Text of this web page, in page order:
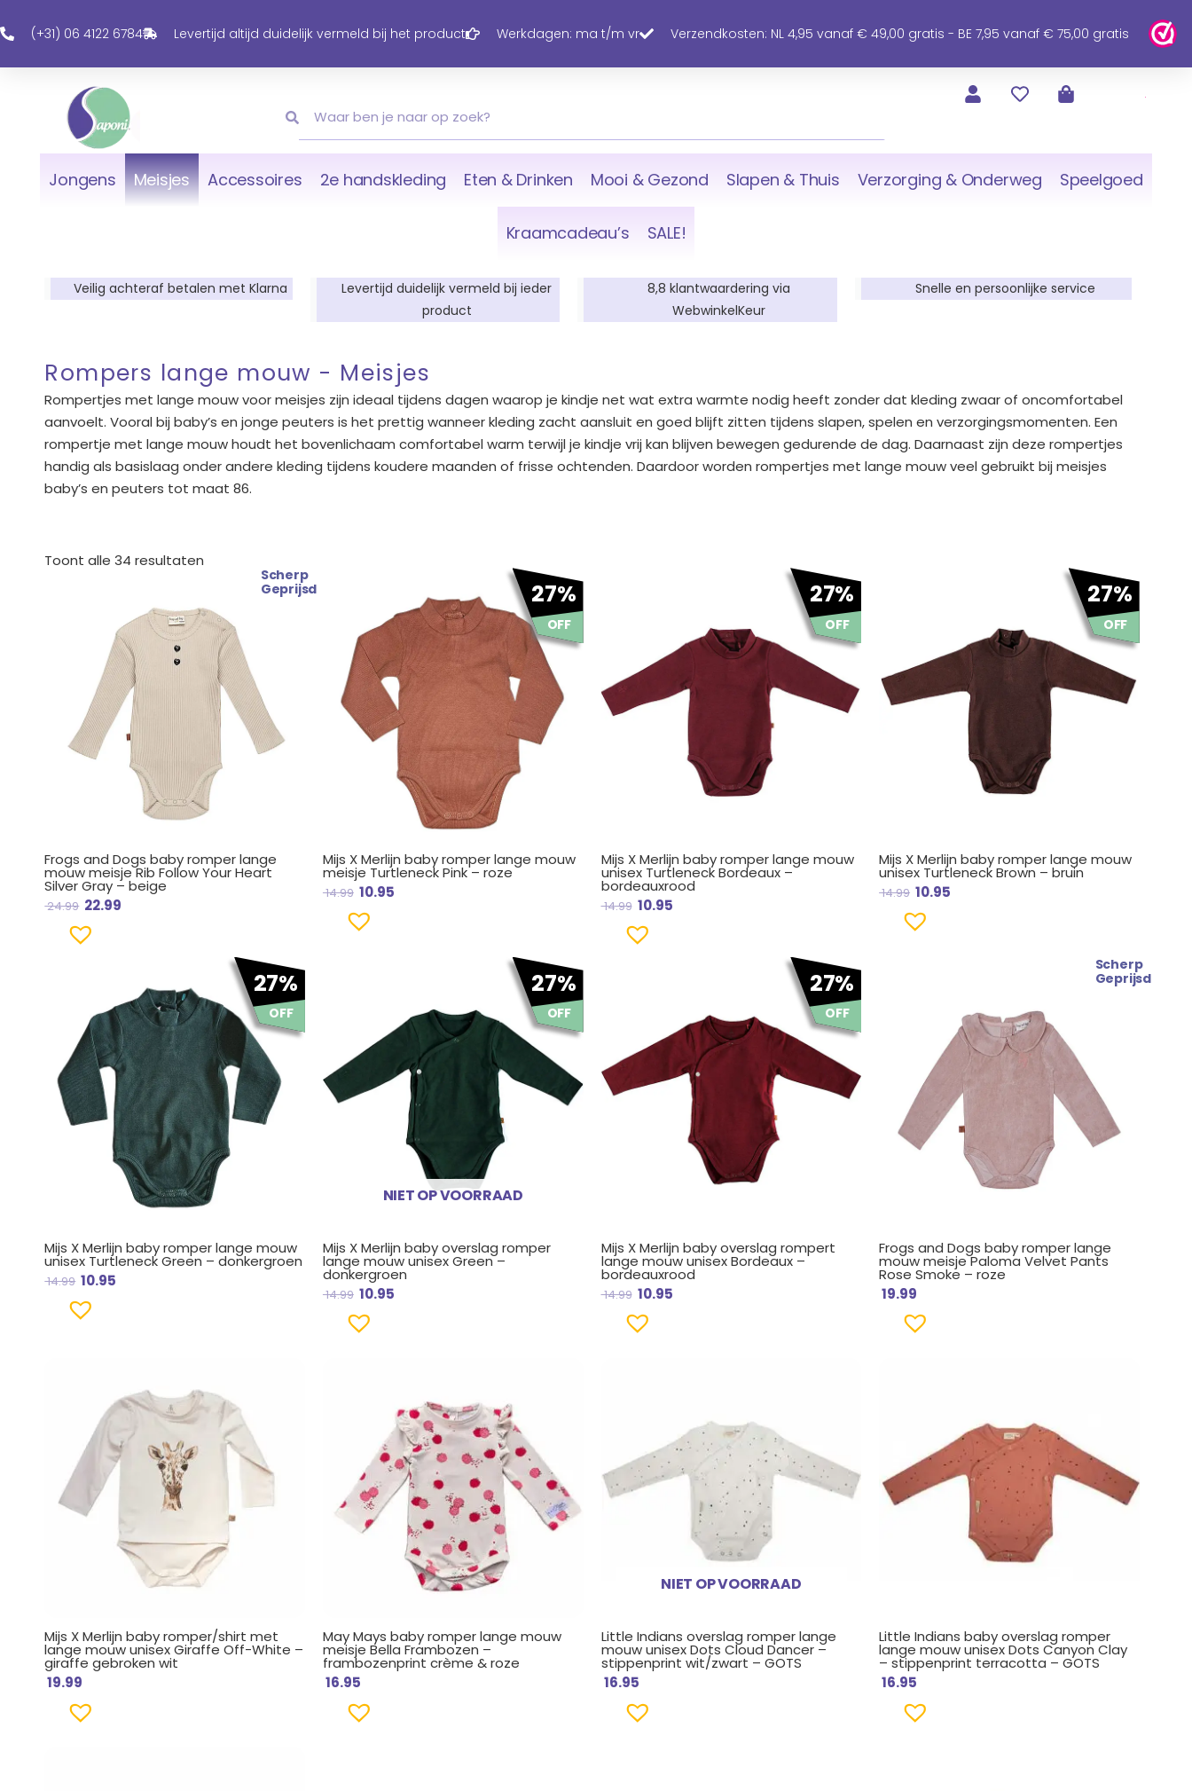
Naar
Inhoud
(+31) 06 4122 6784 Levertijd altijd duidelijk vermeld bij het product Werkdagen: ma t/m vr Verzendkosten: NL 4,95 vanaf € 49,00 gratis - BE 7,95 vanaf € 75,00 gratis
Jongens Meisjes Accessoires 2e handskleding Eten & Drinken Mooi & Gezond Slapen & Thuis Verzorging & Onderweg Speelgoed
Kraamcadeau’s SALE!
Veilig achteraf betalen met Klarna
Levertijd duidelijk vermeld bij ieder
product
8,8 klantwaardering via
WebwinkelKeur
Snelle en persoonlijke service
Rompers lange mouw - Meisjes
Rompertjes met lange mouw voor meisjes zijn ideaal tijdens dagen waarop je kindje net wat extra warmte nodig heeft zonder dat kleding zwaar of oncomfortabel
aanvoelt. Vooral bij baby’s en jonge peuters is het prettig wanneer kleding zacht aansluit en goed blijft zitten tijdens slapen, spelen en verzorgingsmomenten. Een
rompertje met lange mouw houdt het bovenlichaam comfortabel warm terwijl je kindje vrij kan blijven bewegen gedurende de dag. Daarnaast zijn deze rompertjes
handig als basislaag onder andere kleding tijdens koudere maanden of frisse ochtenden. Daardoor worden rompertjes met lange mouw veel gebruikt bij meisjes
baby’s en peuters tot maat 86.
Toont alle 34 resultaten
nieuwsteScherp
Geprijsd
Frogs and Dogs baby romper lange
mouw meisje Rib Follow Your Heart
Silver Gray – beige
24.99
€ 24.99.
22.99
prijs
is:
€ 22.99.
27%
OFF
Mijs X Merlijn baby romper lange mouw
meisje Turtleneck Pink – roze
14.99
was:
€ 14.99.
10.95
prijs
is:
€ 10.95.
27%
OFF
Mijs X Merlijn baby romper lange mouw
unisex Turtleneck Bordeaux –
bordeauxrood
14.99
€ 14.99.
10.95
€ 10.95.
27%
OFF
Mijs X Merlijn baby romper lange mouw
unisex Turtleneck Brown – bruin
14.99 10.95
€ 10.95.
27%
OFF
Mijs X Merlijn baby romper lange mouw
unisex Turtleneck Green – donkergroen
14.99
was:
€ 14.99.
10.95
prijs
is:
€ 10.95.
27%
OFF
NIET OP VOORRAAD
Mijs X Merlijn baby overslag romper
lange mouw unisex Green –
donkergroen
14.99
€ 14.99.
10.95
€ 10.95.
27%
OFF
Mijs X Merlijn baby overslag rompert
lange mouw unisex Bordeaux –
bordeauxrood
14.99
€ 14.99.
10.95
€ 10.95.
Scherp
Geprijsd
Frogs and Dogs baby romper lange
mouw meisje Paloma Velvet Pants
Rose Smoke – roze
19.99
Mijs X Merlijn baby romper/shirt met
lange mouw unisex Giraffe Off-White –
giraffe gebroken wit
19.99
May Mays baby romper lange mouw
meisje Bella Frambozen –
frambozenprint crème & roze
16.95
NIET OP VOORRAAD
Little Indians overslag romper lange
mouw unisex Dots Cloud Dancer –
stippenprint wit/zwart – GOTS
16.95
Little Indians baby overslag romper
lange mouw unisex Dots Canyon Clay
– stippenprint terracotta – GOTS
16.95